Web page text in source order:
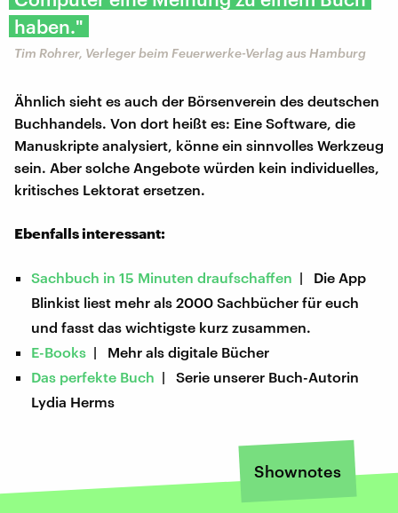
haben."
Tim Rohrer, Verleger beim Feuerwerke-Verlag aus Hamburg
Ähnlich sieht es auch der Börsenverein des deutschen
Buchhandels. Von dort heißt es: Eine Software, die
Manuskripte analysiert, könne ein sinnvolles Werkzeug
sein. Aber solche Angebote würden kein individuelles,
kritisches Lektorat ersetzen.
Ebenfalls interessant:
Sachbuch in 15 Minuten draufschaffen | Die App
Blinkist liest mehr als 2000 Sachbücher für euch
und fasst das wichtigste kurz zusammen.
E-Books | Mehr als digitale Bücher
Das perfekte Buch | Serie unserer Buch-Autorin
Lydia Herms
Shownotes